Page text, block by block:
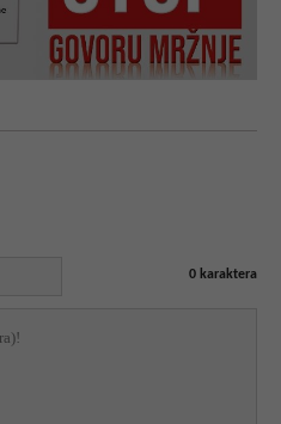
0 karaktera